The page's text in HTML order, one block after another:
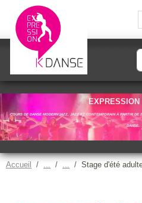
EXPRESSION
COURS DE DANSE MODERN'JAZZ, JAZZ ET CONTEMPORAIN À PARTIR
DANSE.
Accueil Stage d'été
Panneau de gestion des cookies